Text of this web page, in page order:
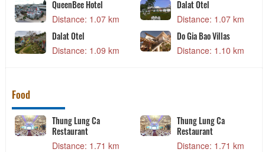
QueenBee Hotel
Distance: 1.07 km
Dalat Otel
Distance: 1.07 km
Dalat Otel
Distance: 1.09 km
Do Gia Bao Villas
Distance: 1.10 km
Food
Thung Lung Ca
Restaurant
Distance: 1.71 km
Thung Lung Ca
Restaurant
Distance: 1.71 km